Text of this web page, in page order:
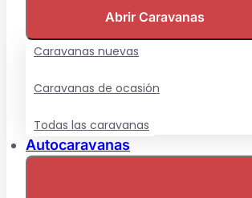
Abrir Caravanas
Caravanas nuevas
Caravanas de ocasión
Todas las caravanas
Autocaravanas